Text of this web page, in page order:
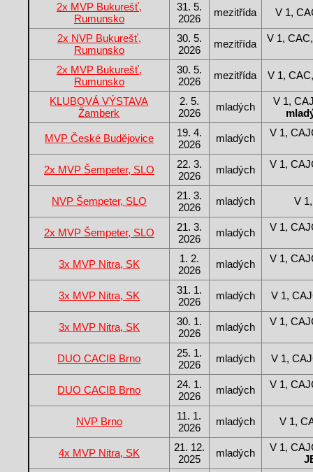
2x MVP Bukurešť,
Rumunsko
31. 5.
2026
mezitřída V 1,
2x NVP Bukurešť,
Rumunsko
30. 5.
2026
mezitřída V 1,
2x MVP Bukurešť,
Rumunsko
30. 5.
2026
mezitřída V 1,
KLUBOVÁ VÝSTAVA
Žamberk
2. 5.
2026
mladých
V 1,
MVP České Budějovice
19. 4.
2026
mladých V 1,
2x MVP Šempeter, SLO
22. 3.
2026
mladých V 1,
NVP Šempeter, SLO
21. 3.
2026
mladých V
2x MVP Šempeter, SLO
21. 3.
2026
mladých V 1,
3x MVP Nitra, SK
1. 2.
2026
mladých V 1,
3x MVP Nitra, SK
31. 1.
2026
mladých V 1,
3x MVP Nitra, SK
30. 1.
2026
mladých V 1,
DUO CACIB Brno
25. 1.
2026
mladých V 1,
DUO CACIB Brno
24. 1.
2026
mladých V 1,
NVP Brno
11. 1.
2026
mladých V 1,
4x MVP Nitra, SK
21. 12.
2025
mladých
V 1,